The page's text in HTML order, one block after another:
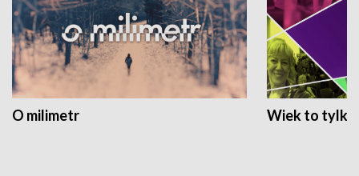
O milimetr Wiek to tylko